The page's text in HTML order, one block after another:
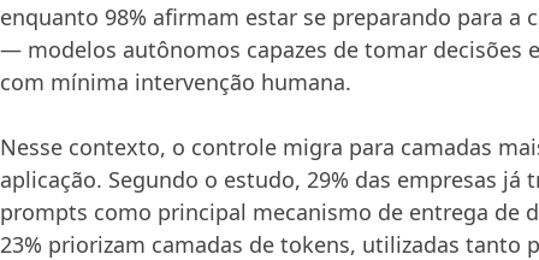
enquanto 98% afirmam estar se preparando para a
— modelos autônomos capazes de tomar decisões
com mínima intervenção humana.
Nesse contexto, o controle migra para camadas
aplicação. Segundo o estudo, 29% das empresas já
prompts como principal mecanismo de entrega de
23% priorizam camadas de tokens, utilizadas tanto